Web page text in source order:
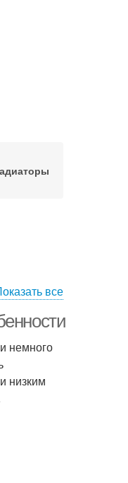
все
немного
низким